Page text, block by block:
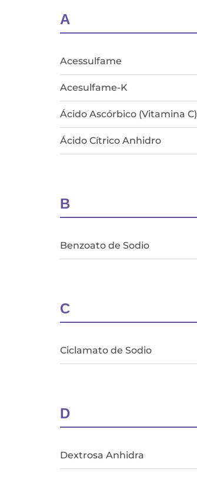
A
Acessulfame
Acesulfame-K
Ácido Ascórbico (Vitamina C)
Ácido Cítrico Anhidro
B
Benzoato de Sodio
C
Ciclamato de Sodio
D
Dextrosa Anhidra